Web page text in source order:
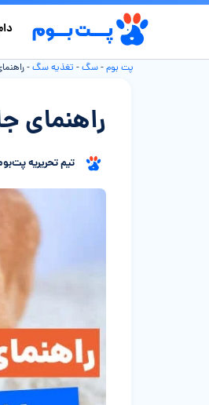
پت بوم-سگ- تغذیه سگ-
راهنمای
تیم تحریریه